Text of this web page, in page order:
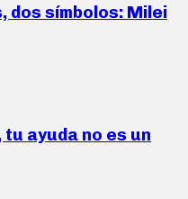
dos símbolos: Milei
ayuda no es un